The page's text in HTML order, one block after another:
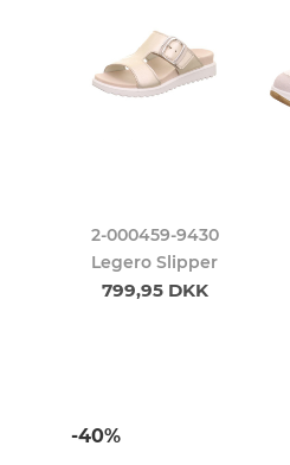
2-000459-9430
Legero Slipper
799,95 DKK
-40%